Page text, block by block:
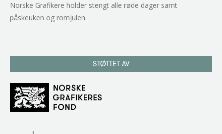
Norske Grafikere holder stengt alle røde dager samt
påskeuken og romjulen.
STØTTET AV